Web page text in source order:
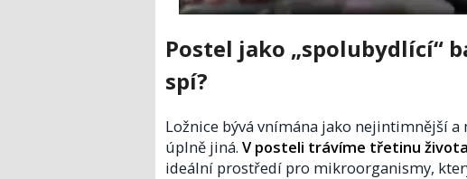
Postel jako „spolubydlící“
spí?
Ložnice bývá vnímána jako nejintimnější a
úplně jiná. V posteli trávíme třetinu života
ideální prostředí pro mikroorganismy,